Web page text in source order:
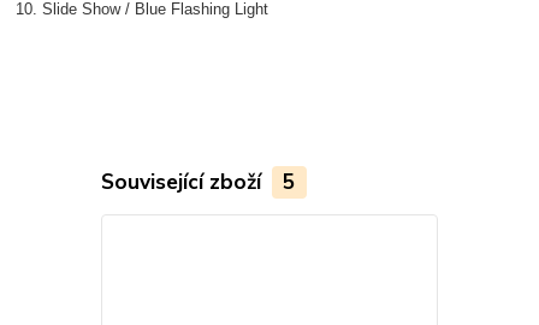
10. Slide Show / Blue Flashing Light
Související zboží 5